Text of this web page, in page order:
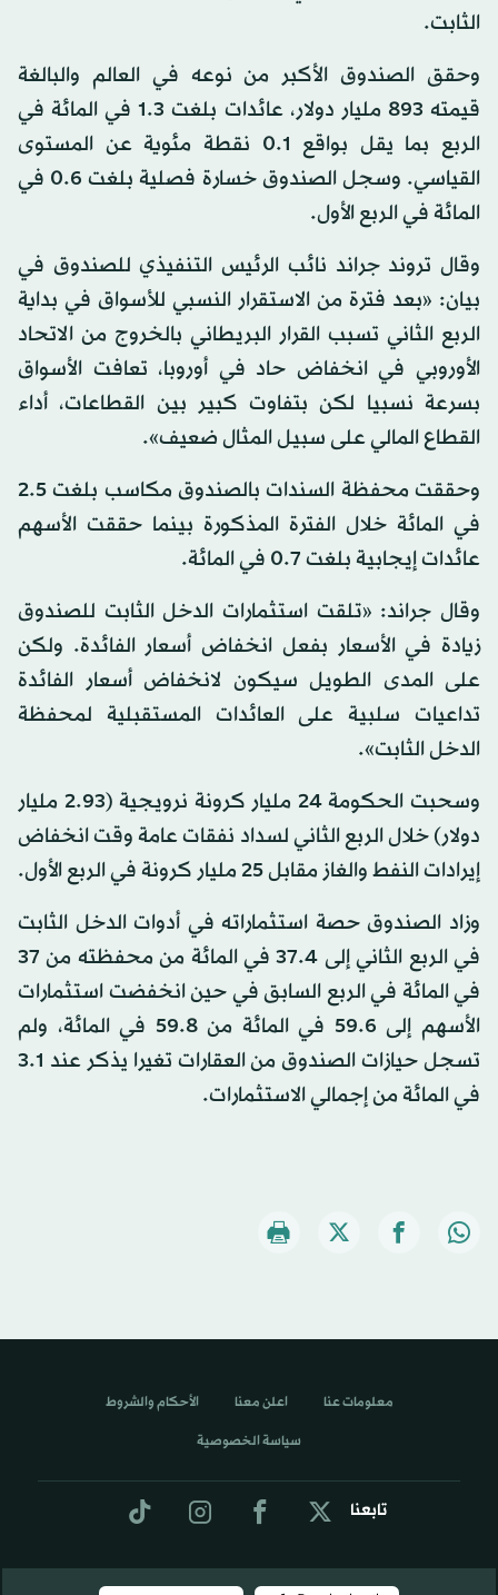
الثابت.
وحقق الصندوق الأكبر من نوعه في العالم والبالغة
قيمته 893 مليار دولار، عائدات بلغت 1.3 في المائة في
الربع بما يقل بواقع 0.1 نقطة مئوية عن المستوى
القياسي. وسجل الصندوق خسارة فصلية بلغت 0.6 في
المائة في الربع الأول.
وقال تروند جراند نائب الرئيس التنفيذي للصندوق في
بيان: «بعد فترة من الاستقرار النسبي للأسواق في بداية
الربع الثاني تسبب القرار البريطاني بالخروج من الاتحاد
الأوروبي في انخفاض حاد في أوروبا، تعافت الأسواق
بسرعة نسبيا لكن بتفاوت كبير بين القطاعات، أداء
القطاع المالي على سبيل المثال ضعيف».
وحققت محفظة السندات بالصندوق مكاسب بلغت 2.5
في المائة خلال الفترة المذكورة بينما حققت الأسهم
عائدات إيجابية بلغت 0.7 في المائة.
وقال جراند: «تلقت استثمارات الدخل الثابت للصندوق
زيادة في الأسعار بفعل انخفاض أسعار الفائدة. ولكن
على المدى الطويل سيكون لانخفاض أسعار الفائدة
تداعيات سلبية على العائدات المستقبلية لمحفظة
الدخل الثابت».
وسحبت الحكومة 24 مليار كرونة نرويجية (2.93 مليار
دولار) خلال الربع الثاني لسداد نفقات عامة وقت انخفاض
إيرادات النفط والغاز مقابل 25 مليار كرونة في الربع الأول.
وزاد الصندوق حصة استثماراته في أدوات الدخل الثابت
في الربع الثاني إلى 37.4 في المائة من محفظته من 37
في المائة في الربع السابق في حين انخفضت استثمارات
الأسهم إلى 59.6 في المائة من 59.8 في المائة، ولم
تسجل حيازات الصندوق من العقارات تغيرا يذكر عند 3.1
في المائة من إجمالي الاستثمارات.
تابعنا
معلومات عنا اعلن معنا الأحكام والشروط
سياسة الخصوصية